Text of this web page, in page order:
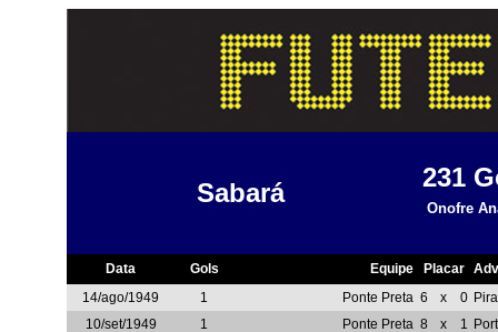
Sabará
231
Onofre
Data Gols Equipe Placar
14/ago/1949
1 Ponte Preta 6 x 0
10/set/1949
1 Ponte Preta 8 x 1